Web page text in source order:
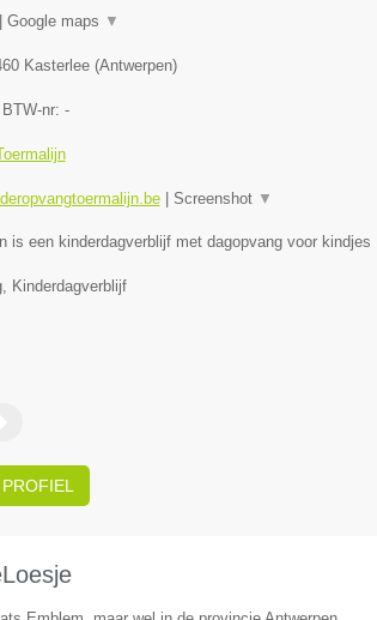
Google maps ▼
Kasterlee(Antwerpen)
nr: -
| Screenshot ▼
is een kinderdagverblijf met dagopvang voor kindjes
Kinderdagverblijf